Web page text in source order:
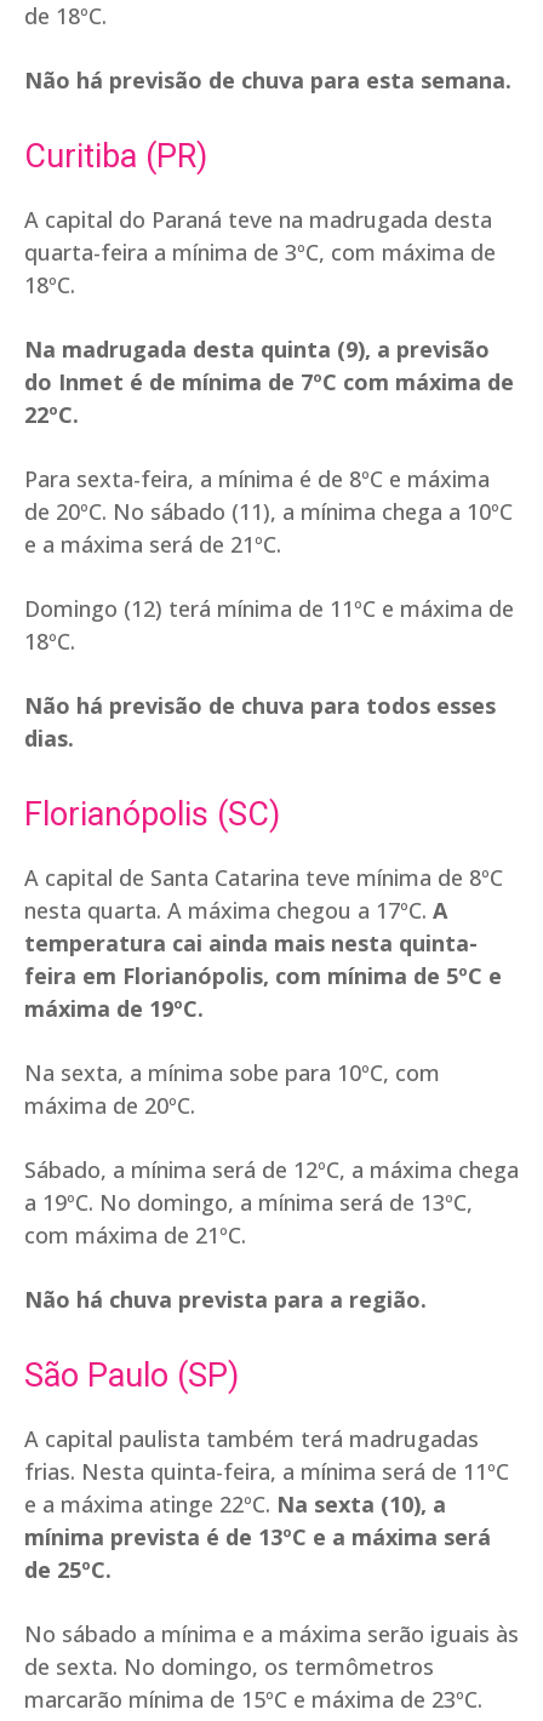
de 18ºC.
Não há previsão de chuva para esta semana.
Curitiba (PR)
A capital do Paraná teve na madrugada desta
quarta-feira a mínima de 3ºC, com máxima de
18ºC.
Na madrugada desta quinta (9), a previsão
do Inmet é de mínima de 7ºC com máxima de
22ºC.
Para sexta-feira, a mínima é de 8ºC e máxima
de 20ºC. No sábado (11), a mínima chega a 10ºC
e a máxima será de 21ºC.
Domingo (12) terá mínima de 11ºC e máxima de
18ºC.
Não há previsão de chuva para todos esses
dias.
Florianópolis (SC)
A capital de Santa Catarina teve mínima de 8ºC
nesta quarta. A máxima chegou a 17ºC. A
temperatura cai ainda mais nesta quinta-
feira em Florianópolis, com mínima de 5ºC e
máxima de 19ºC.
Na sexta, a mínima sobe para 10ºC, com
máxima de 20ºC.
Sábado, a mínima será de 12ºC, a máxima chega
a 19ºC. No domingo, a mínima será de 13ºC,
com máxima de 21ºC.
Não há chuva prevista para a região.
São Paulo (SP)
A capital paulista também terá madrugadas
frias. Nesta quinta-feira, a mínima será de 11ºC
e a máxima atinge 22ºC. Na sexta (10), a
mínima prevista é de 13ºC e a máxima será
de 25ºC.
No sábado a mínima e a máxima serão iguais às
de sexta. No domingo, os termômetros
marcarão mínima de 15ºC e máxima de 23ºC.